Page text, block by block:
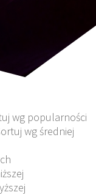
wg popularności
wg średniej